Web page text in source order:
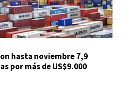
hasta noviembre 7,9
por más de US$9.000